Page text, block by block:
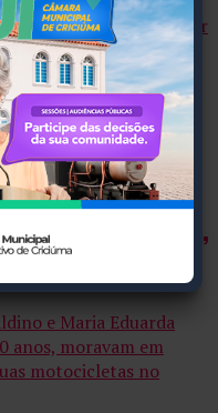
discurso do senador
de Jair
na BR-101 a
dos Motociclistas,
e Maria Eduarda
anos, moravam em
motocicletas no